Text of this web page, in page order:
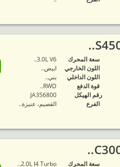
‬سعة المحرك
3.0L V6..
اللون الخارجي
ابيض..
اللون الداخلي
بني..
قوة الدفع
RWD..
رقم الهيكل
JA356800
الفرع
القصيم، عنيزة..
‬سعة المحرك
2.0L I4 Turbo..